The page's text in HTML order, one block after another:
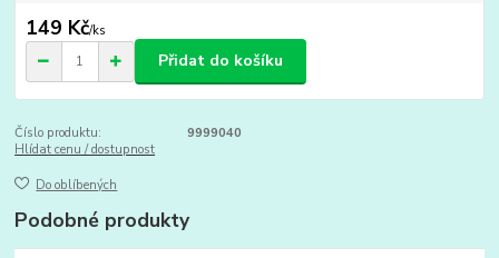
149 Kč/ks
Přidat do košíku
Číslo produktu:
9999040
Hlídat cenu / dostupnost
Do oblíbených
Podobné produkty